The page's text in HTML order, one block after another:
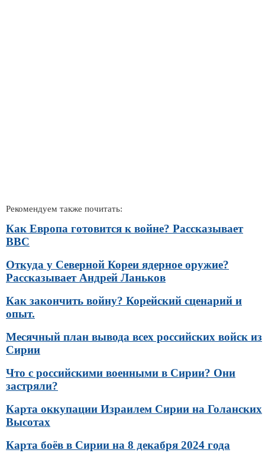
Рекомендуем также почитать:
Как Европа готовится к войне? Рассказывает
BBC
Откуда у Северной Кореи ядерное оружие?
Рассказывает Андрей Ланьков
Как закончить войну? Корейский сценарий и
опыт.
Месячный план вывода всех российских войск из
Сирии
Что с российскими военными в Сирии? Они
застряли?
Карта оккупации Израилем Сирии на Голанских
Высотах
Карта боёв в Сирии на 8 декабря 2024 года